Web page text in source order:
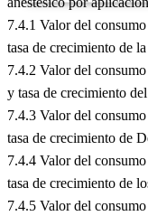
7.4.1 Valor del
tasa de crecimiento de
7.4.2 Valor del
y tasa de crecimiento
7.4.3 Valor del
tasa de crecimiento de
7.4.4 Valor del
tasa de crecimiento de
7.4.5 Valor del